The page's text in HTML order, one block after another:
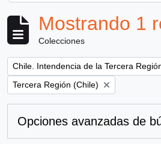
Mostrando 1
Colecciones
Remove filter:
Chile. Intendencia de la Tercera
Remove filter:
Tercera Región (Chile)
Opciones avanzadas de